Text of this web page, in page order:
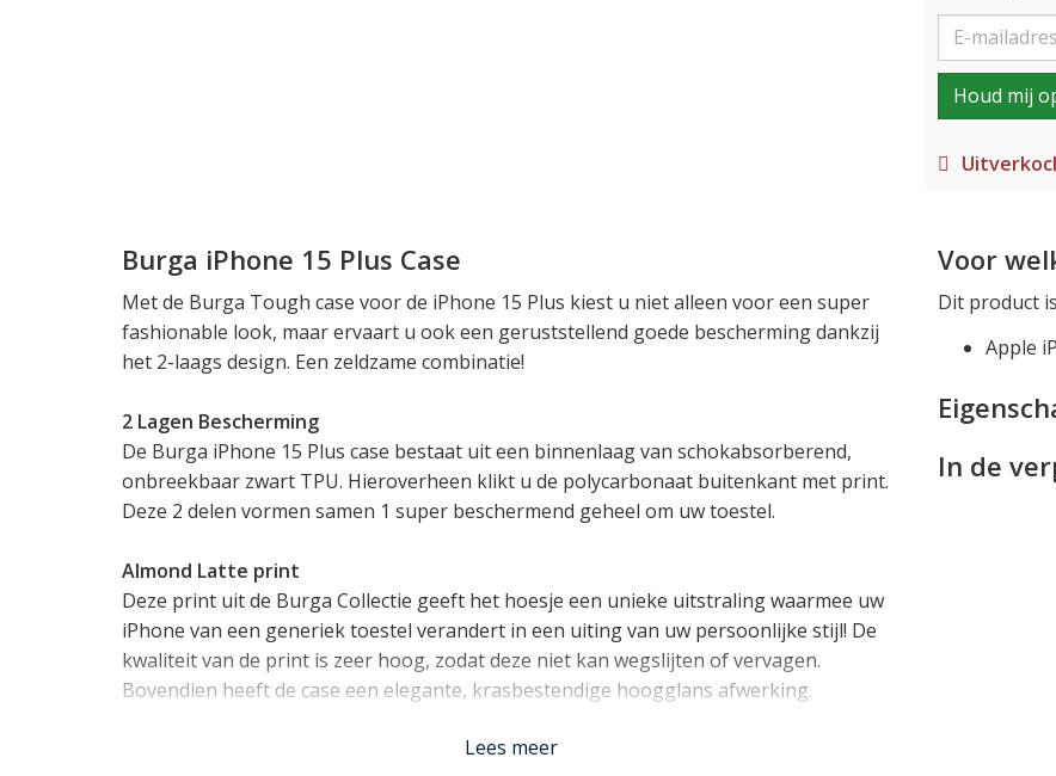
Houd mij
Burga iPhone 15 Plus Case
Met de Burga Tough case voor de iPhone 15 Plus kiest u niet alleen voor een super
fashionable look, maar ervaart u ook een geruststellend goede bescherming dankzij
het 2-laags design. Een zeldzame combinatie!
2 Lagen Bescherming
De Burga iPhone 15 Plus case bestaat uit een binnenlaag van schokabsorberend,
onbreekbaar zwart TPU. Hieroverheen klikt u de polycarbonaat buitenkant met print.
Deze 2 delen vormen samen 1 super beschermend geheel om uw toestel.
Almond Latte print
Deze print uit de Burga Collectie geeft het hoesje een unieke uitstraling waarmee uw
iPhone van een generiek toestel verandert in een uiting van uw persoonlijke stijl! De
kwaliteit van de print is zeer hoog, zodat deze niet kan wegslijten of vervagen.
Bovendien heeft de case een elegante, krasbestendige hoogglans afwerking.
Lees meer
Voor
Dit product
Apple
In de